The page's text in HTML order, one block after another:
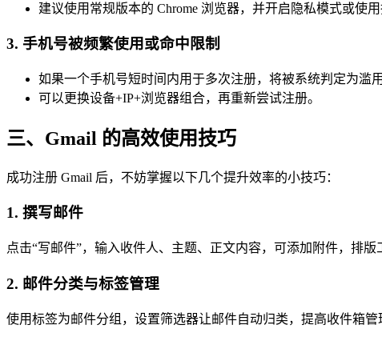
建议使用常规版本的 Chrome 浏览器，并开启隐私模式或使用
3. 手机号被频繁使用或命中限制
如果一个手机号短时间内用于多次注册，将被系统判定为滥
可以更换设备+IP+浏览器组合，再重新尝试注册。
三、Gmail 的高效使用技巧
成功注册 Gmail 后，不妨掌握以下几个提升效率的小技巧：
1. 撰写邮件
点击“写邮件”，输入收件人、主题、正文内容，可添加附件，排版
2. 邮件分类与标签管理
使用标签为邮件分组，设置筛选器让邮件自动归类，提高收件箱管